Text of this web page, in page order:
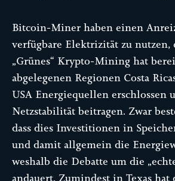
Bitcoin-Miner haben einen
verfügbare Elektrizität zu nutzen,
„Grünes“ Krypto-Mining hat
abgelegenen Regionen Costa
USA Energiequellen erschlossen
Netzstabilität beitragen. Zwar
dass dies Investitionen in
und damit allgemein die
weshalb die Debatte um die